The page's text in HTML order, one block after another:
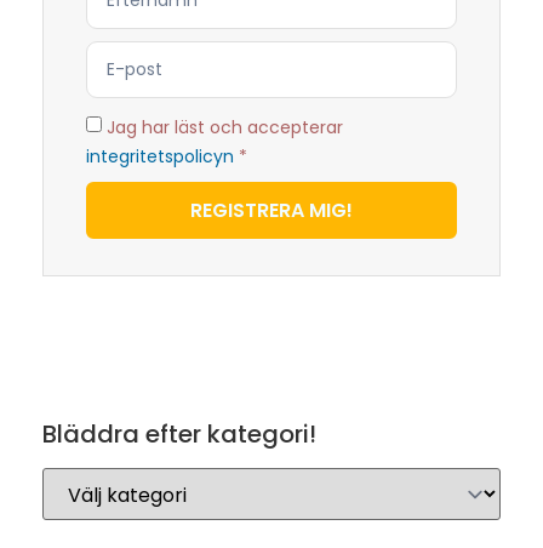
Jag har läst och accepterar
integritetspolicyn *
REGISTRERA MIG!
Bläddra efter kategori!